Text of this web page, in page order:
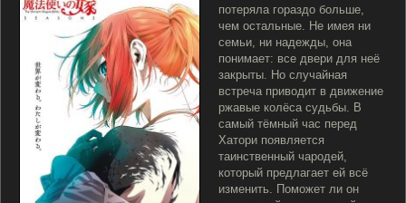
потеряла гораздо больше,
чем остальные. Не имея ни
семьи, ни надежды, она
понимает: все двери для неё
закрыты. Но случайная
встреча приводит в движение
ржавые колёса судьбы. В
самый тёмный час перед
Хатори появляется
таинственный чародей,
который предлагает ей всё
изменить. Поможет ли он